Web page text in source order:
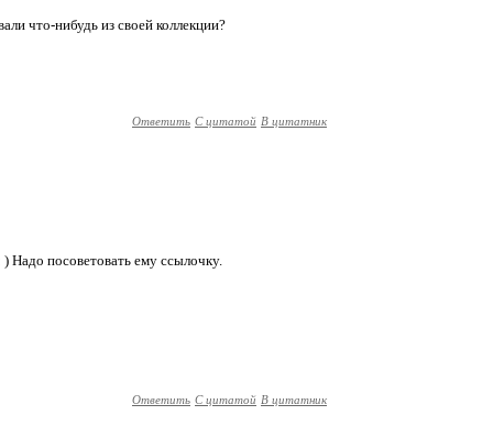
что-нибудь из своей коллекции?
Ответить С цитатой В цитатник
посоветовать ему ссылочку.
Ответить С цитатой В цитатник